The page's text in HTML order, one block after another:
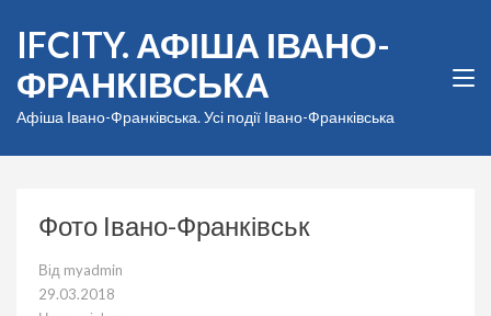
вмісту
(натисніть
Enter)
IFCITY. АФІША ІВАНО-
ФРАНКІВСЬКА
Афіша Івано-Франківська. Усі події Івано-Франківська
Фото Івано-Франківськ
Від myadmin
29.03.2018